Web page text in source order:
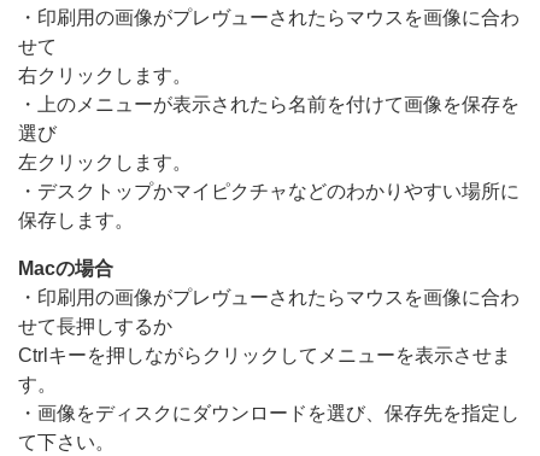
・印刷用の画像がプレヴューされたらマウスを画像に合わ
せて
右クリックします。
・上のメニューが表示されたら名前を付けて画像を保存を
選び
左クリックします。
・デスクトップかマイピクチャなどのわかりやすい場所に
保存します。
Macの場合
・印刷用の画像がプレヴューされたらマウスを画像に合わ
せて長押しするか
Ctrlキーを押しながらクリックしてメニューを表示させま
す。
・画像をディスクにダウンロードを選び、保存先を指定し
て下さい。